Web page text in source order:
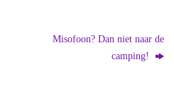
Misofoon? Dan niet naar de
camping!